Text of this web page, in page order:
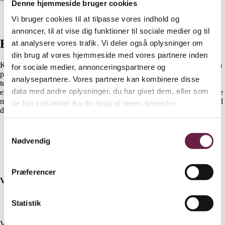
Denne hjemmeside bruger cookies
Vi bruger cookies til at tilpasse vores indhold og
annoncer, til at vise dig funktioner til sociale medier og til
at analysere vores trafik. Vi deler også oplysninger om
din brug af vores hjemmeside med vores partnere inden
for sociale medier, annonceringspartnere og
analysepartnere. Vores partnere kan kombinere disse
data med andre oplysninger, du har givet dem, eller som
de har indsamlet fra din brug af deres tjenester.
Nødvendig
Præferencer
Statistik
Yderligere information
Beskrivelse
Kreafunk aLIGHT er vandtæt & har 100% hyggebelysning. Brug den
på badeværelset, når du har hjemmespa, på børneværelset eller på
terrassen sammen med et køligt glas et-eller.andet. Kreafunk aLIGHT
er en kombination af en lampe og en højttaler. Den leveres med en lille
metalplade udstyret med selvklæbende tape. Når basen er monteret, vil
den magnetiske aLIGHT let fastgøres. Det er meget nemt og enkelt.
Magnetisk påsætning
5W digitalforstærkere
Vælg mellem følgende farver:
Ivory Sand